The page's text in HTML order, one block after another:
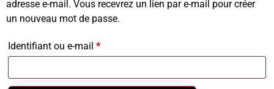
adresse e-mail. Vous recevrez un lien par e-mail pour créer
un nouveau mot de passe.
Identifiant ou e-mail *